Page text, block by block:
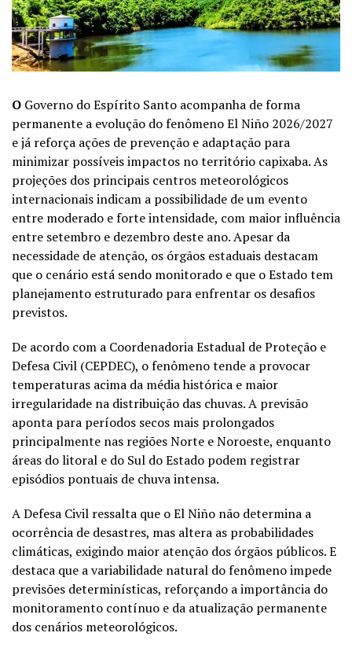
O Governo do Espírito Santo acompanha de forma
permanente a evolução do fenômeno El Niño 2026/2027
e já reforça ações de prevenção e adaptação para
minimizar possíveis impactos no território capixaba. As
projeções dos principais centros meteorológicos
internacionais indicam a possibilidade de um evento
entre moderado e forte intensidade, com maior influência
entre setembro e dezembro deste ano. Apesar da
necessidade de atenção, os órgãos estaduais destacam
que o cenário está sendo monitorado e que o Estado tem
planejamento estruturado para enfrentar os desafios
previstos.
De acordo com a Coordenadoria Estadual de Proteção e
Defesa Civil (CEPDEC), o fenômeno tende a provocar
temperaturas acima da média histórica e maior
irregularidade na distribuição das chuvas. A previsão
aponta para períodos secos mais prolongados
principalmente nas regiões Norte e Noroeste, enquanto
áreas do litoral e do Sul do Estado podem registrar
episódios pontuais de chuva intensa.
A Defesa Civil ressalta que o El Niño não determina a
ocorrência de desastres, mas altera as probabilidades
climáticas, exigindo maior atenção dos órgãos públicos. E
destaca que a variabilidade natural do fenômeno impede
previsões determinísticas, reforçando a importância do
monitoramento contínuo e da atualização permanente
dos cenários meteorológicos.